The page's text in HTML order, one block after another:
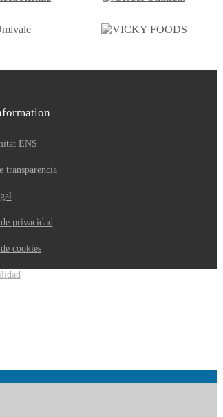
ENS
transparencia
privacidad
cookies